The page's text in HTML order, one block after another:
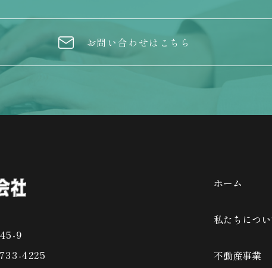
お問い合わせはこちら
9
4225
ホーム
私たちについ
不動産事業